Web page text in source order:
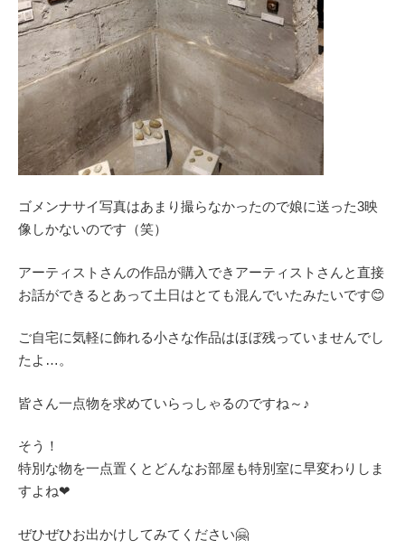
ゴメンナサイ写真はあまり撮らなかったので娘に送った3映
像しかないのです（笑）
アーティストさんの作品が購入できアーティストさんと直接
お話ができるとあって土日はとても混んでいたみたいです😊
ご自宅に気軽に飾れる小さな作品はほぼ残っていませんでし
たよ…。
皆さん一点物を求めていらっしゃるのですね～♪
そう！
特別な物を一点置くとどんなお部屋も特別室に早変わりしま
すよね❤
ぜひぜひお出かけしてみてください🤗